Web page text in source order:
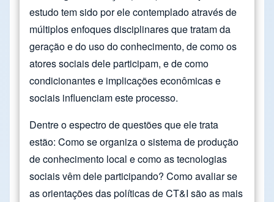
estudo tem sido por ele contemplado através de
múltiplos enfoques disciplinares que tratam da
geração e do uso do conhecimento, de como os
atores sociais dele participam, e de como
condicionantes e implicações econômicas e
sociais influenciam este processo.
Dentre o espectro de questões que ele trata
estão: Como se organiza o sistema de produção
de conhecimento local e como as tecnologias
sociais vêm dele participando? Como avaliar se
as orientações das políticas de CT&I são as mais